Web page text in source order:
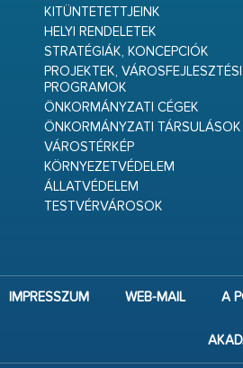
KITÜNTETETTJEINK
HELYI RENDELETEK
STRATÉGIÁK, KONCEPCIÓK
PROJEKTEK, VÁROSFEJLESZTÉSI
PROGRAMOK
ÖNKORMÁNYZATI CÉGEK
ÖNKORMÁNYZATI TÁRSULÁSOK
VÁROSTÉRKÉP
KÖRNYEZETVÉDELEM
ÁLLATVÉDELEM
TESTVÉRVÁROSOK
IMPRESSZUM WEB-MAIL A